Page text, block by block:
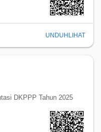
UNDUH LIHAT
DKPPP Tahun 2025